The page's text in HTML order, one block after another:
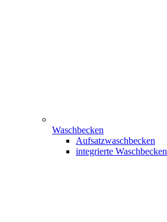
Waschbecken
Aufsatzwaschbecken
integrierte Waschbecken